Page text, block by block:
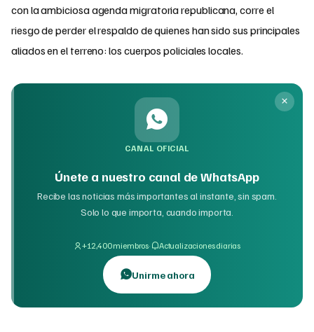
con la ambiciosa agenda migratoria republicana, corre el
riesgo de perder el respaldo de quienes han sido sus principales
aliados en el terreno: los cuerpos policiales locales.
CANAL OFICIAL
Únete a nuestro canal de WhatsApp
Recibe las noticias más importantes al instante, sin spam.
Solo lo que importa, cuando importa.
+12,400 miembros· Actualizaciones diarias
Unirme ahora